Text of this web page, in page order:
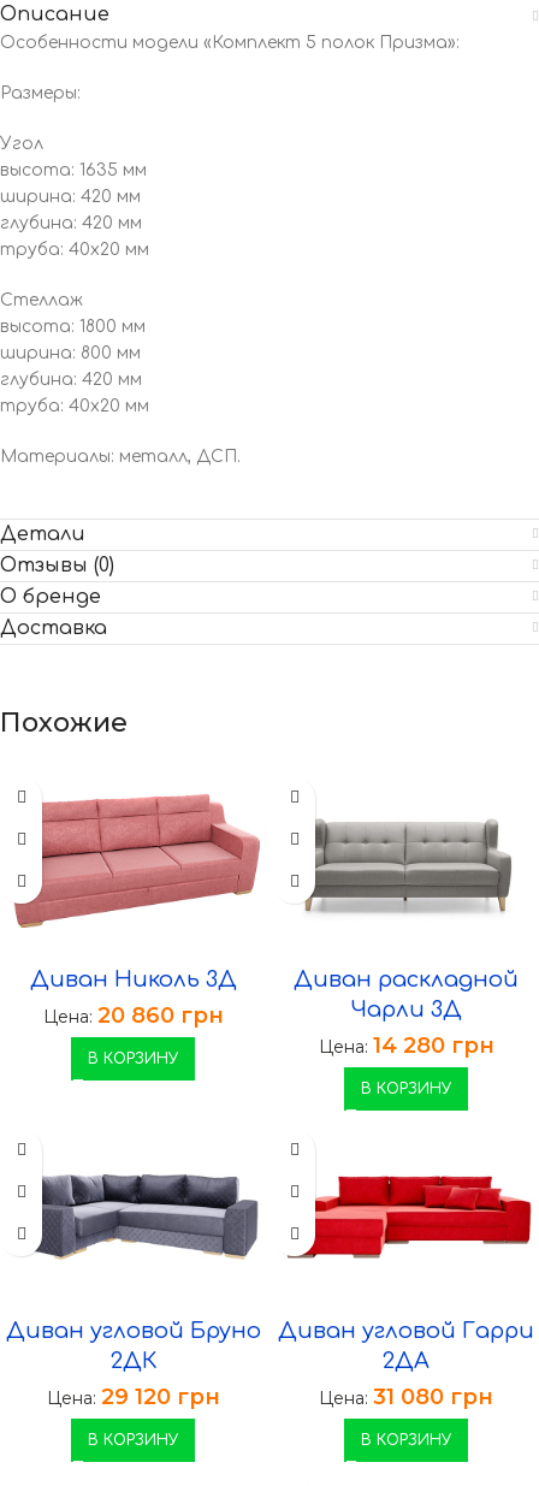
Описание
Особенности модели «Комплект 5 полок Призма»:
Размеры:
Угол
высота: 1635 мм
ширина: 420 мм
глубина: 420 мм
труба: 40х20 мм
Стеллаж
высота: 1800 мм
ширина: 800 мм
глубина: 420 мм
труба: 40х20 мм
Материалы: металл, ДСП.
Детали
Отзывы (0)
О бренде
Доставка
Похожие
Диван Николь 3Д
Цена: 20 860 грн
В КОРЗИНУ
Диван раскладной
Чарли 3Д
Цена: 14 280 грн
В КОРЗИНУ
Диван угловой Бруно
2ДК
Цена: 29 120 грн
В КОРЗИНУ
Диван угловой Гарри
2ДА
Цена: 31 080 грн
В КОРЗИНУ